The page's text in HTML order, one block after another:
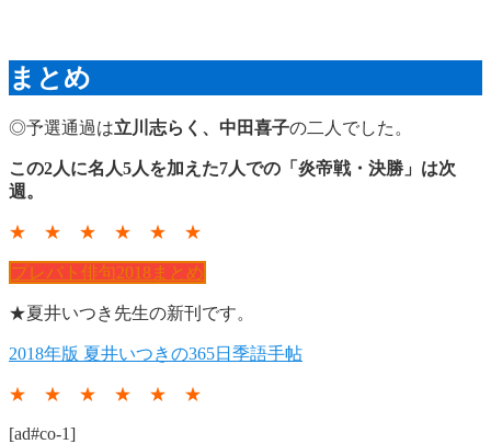
まとめ
◎予選通過は立川志らく、中田喜子の二人でした。
この2人に名人5人を加えた7人での「炎帝戦・決勝」は次
週。
★ ★ ★ ★ ★ ★
プレバト俳句2018まとめ
★夏井いつき先生の新刊です。
2018年版 夏井いつきの365日季語手帖
★ ★ ★ ★ ★ ★
[ad#co-1]